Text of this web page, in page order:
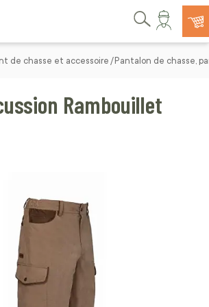
Rechercher
de chasse et accessoire Pantalon de chasse,
Rambouillet